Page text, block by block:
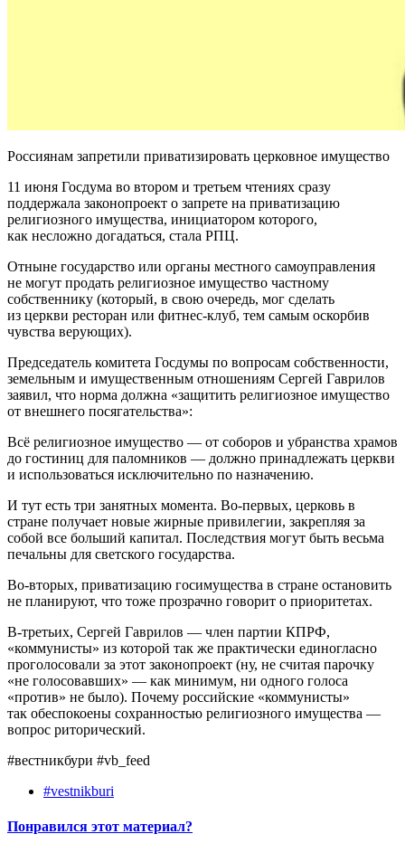
Россиянам запретили приватизировать церковное имущество
11 июня Госдума во втором и третьем чтениях сразу
поддержала законопроект о запрете на приватизацию
религиозного имущества, инициатором которого,
как несложно догадаться, стала РПЦ.
Отныне государство или органы местного самоуправления
не могут продать религиозное имущество частному
собственнику (который, в свою очередь, мог сделать
из церкви ресторан или фитнес-клуб, тем самым оскорбив
чувства верующих).
Председатель комитета Госдумы по вопросам собственности,
земельным и имущественным отношениям Сергей Гаврилов
заявил, что норма должна «защитить религиозное имущество
от внешнего посягательства»:
Всё религиозное имущество — от соборов и убранства храмов
до гостиниц для паломников — должно принадлежать церкви
и использоваться исключительно по назначению.
И тут есть три занятных момента. Во-первых, церковь в
стране получает новые жирные привилегии, закрепляя за
собой все больший капитал. Последствия могут быть весьма
печальны для светского государства.
Во-вторых, приватизацию госимущества в стране остановить
не планируют, что тоже прозрачно говорит о приоритетах.
В-третьих, Сергей Гаврилов — член партии КПРФ,
«коммунисты» из которой так же практически единогласно
проголосовали за этот законопроект (ну, не считая парочку
«не голосовавших» — как минимум, ни одного голоса
«против» не было). Почему российские «коммунисты»
так обеспокоены сохранностью религиозного имущества —
вопрос риторический.
#вестникбури #vb_feed
#vestnikburi
Понравился этот материал?